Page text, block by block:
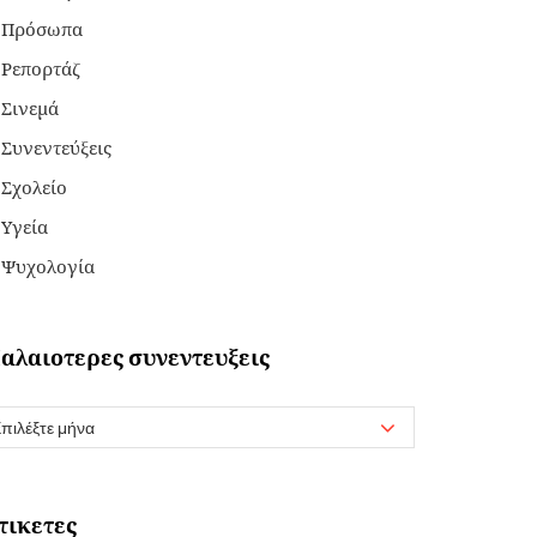
Πρόσωπα
Ρεπορτάζ
Σινεμά
Συνεντεύξεις
Σχολείο
Υγεία
Ψυχολογία
συνεντευξεις